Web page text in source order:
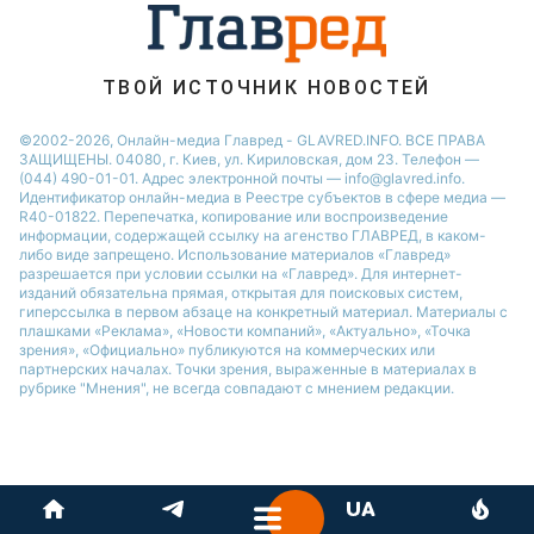
ТВОЙ ИСТОЧНИК НОВОСТЕЙ
©2002-2026, Онлайн-медиа Главред - GLAVRED.INFO. ВСЕ ПРАВА
ЗАЩИЩЕНЫ. 04080, г. Киев, ул. Кириловская, дом 23. Телефон —
(044) 490-01-01. Адрес электронной почты — info@glavred.info.
Идентификатор онлайн-медиа в Реестре cубъектов в сфере медиа —
R40-01822. Перепечатка, копирование или воспроизведение
информации, содержащей ссылку на агенство ГЛАВРЕД, в каком-
либо виде запрещено. Использование материалов «Главред»
разрешается при условии ссылки на «Главред». Для интернет-
изданий обязательна прямая, открытая для поисковых систем,
гиперссылка в первом абзаце на конкретный материал. Материалы с
плашками «Реклама», «Новости компаний», «Актуально», «Точка
зрения», «Официально» публикуются на коммерческих или
партнерских началах. Точки зрения, выраженные в материалах в
рубрике "Мнения", не всегда совпадают с мнением редакции.